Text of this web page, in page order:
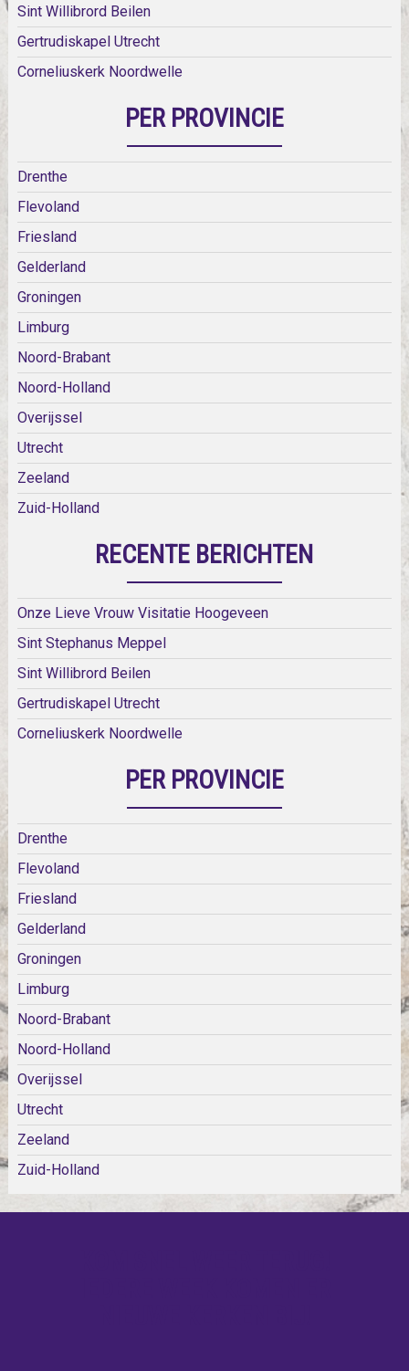
Sint Willibrord Beilen
Gertrudiskapel Utrecht
Corneliuskerk Noordwelle
PER PROVINCIE
Drenthe
Flevoland
Friesland
Gelderland
Groningen
Limburg
Noord-Brabant
Noord-Holland
Overijssel
Utrecht
Zeeland
Zuid-Holland
RECENTE BERICHTEN
Onze Lieve Vrouw Visitatie Hoogeveen
Sint Stephanus Meppel
Sint Willibrord Beilen
Gertrudiskapel Utrecht
Corneliuskerk Noordwelle
PER PROVINCIE
Drenthe
Flevoland
Friesland
Gelderland
Groningen
Limburg
Noord-Brabant
Noord-Holland
Overijssel
Utrecht
Zeeland
Zuid-Holland